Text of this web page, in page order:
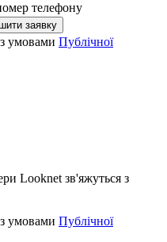
телефону
заявку
умовами Публічної
Looknet зв'яжуться з
умовами Публічної